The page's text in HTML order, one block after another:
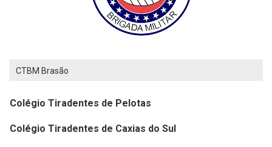
CTBM Brasão
Colégio Tiradentes de Pelotas
Colégio Tiradentes de Caxias do Sul